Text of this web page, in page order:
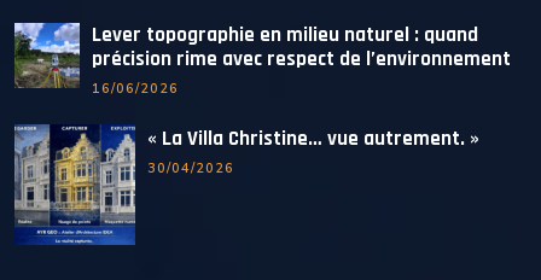
Lever topographie en milieu naturel : quand
précision rime avec respect de l’environnement
16/06/2026
« La Villa Christine… vue autrement. »
30/04/2026